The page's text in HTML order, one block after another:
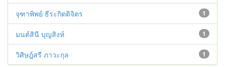
1
จุฑาพิพย์ ธีระกิตติจิตร
1
มนต์สินี บุญสิงห์
1
วิศิษฎ์สรี ภาวะกุล